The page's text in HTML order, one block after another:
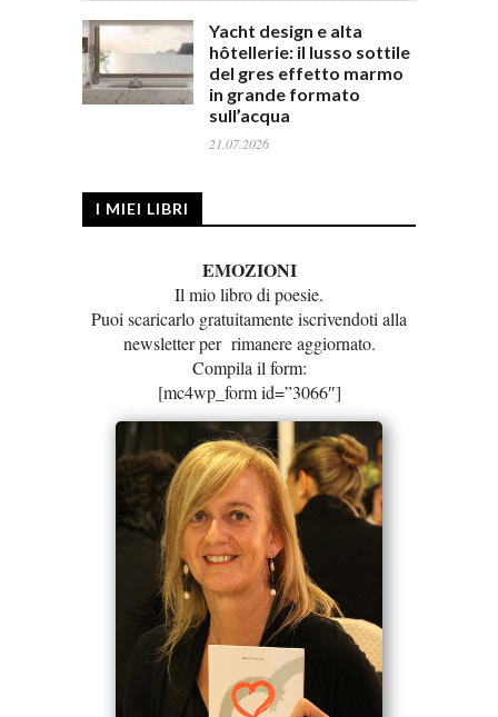
Yacht design e alta
hôtellerie: il lusso sottile
del gres effetto marmo
in grande formato
sull’acqua
21.07.2026
I MIEI LIBRI
EMOZIONI
Il mio libro di poesie.
Puoi scaricarlo gratuitamente iscrivendoti alla
newsletter per rimanere aggiornato.
Compila il form:
[mc4wp_form id=”3066″]